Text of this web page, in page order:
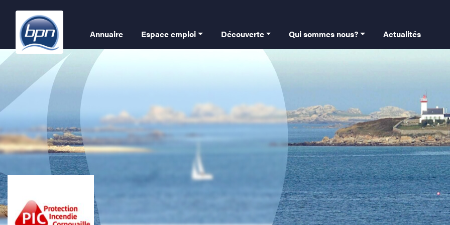
contenu
principal
Navigation principale
Annuaire Espace emploi Découverte Qui sommes nous? Actualités